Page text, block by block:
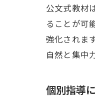
公文式教材
ることが可
強化されま
自然と集中
個別指導